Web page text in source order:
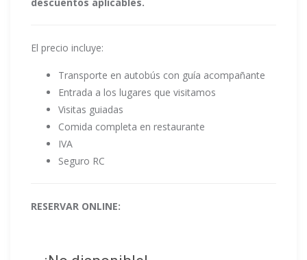
El precio incluye:
Transporte en autobús con guía acompañante
Entrada a los lugares que visitamos
Visitas guiadas
Comida completa en restaurante
IVA
Seguro RC
RESERVAR ONLINE: